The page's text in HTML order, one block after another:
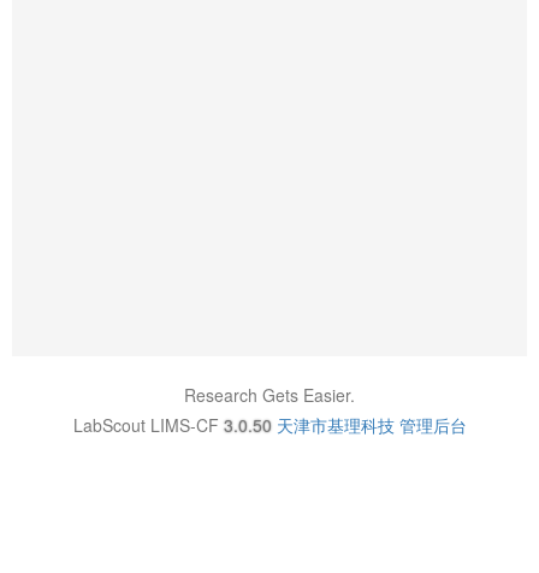
Research Gets Easier.
LabScout LIMS-CF 3.0.50 天津市基理科技 管理后台